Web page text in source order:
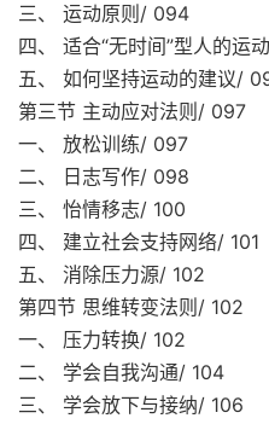
三、 运动原则/ 094
四、 适合“无时间”型人的运
五、 如何坚持运动的建议/
第三节 主动应对法则/ 097
一、 放松训练/ 097
二、 日志写作/ 098
三、 怡情移志/ 100
四、 建立社会支持网络/ 101
五、 消除压力源/ 102
第四节 思维转变法则/ 102
一、 压力转换/ 102
二、 学会自我沟通/ 104
三、 学会放下与接纳/ 106